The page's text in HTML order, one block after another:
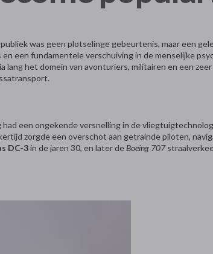
was geen plotselinge gebeurtenis, maar een
een fundamentele verschuiving in de menselijke
het domein van avonturiers, militairen en een
een ongekende versnelling in de
zorgde een overschot aan getrainde piloten,
DC-3in de jaren 30, en later de Boeing 707